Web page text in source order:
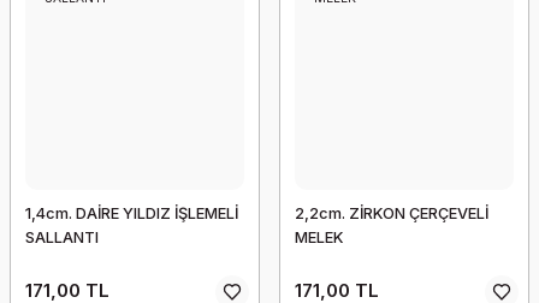
1,4cm. DAİRE YILDIZ İŞLEMELİ
SALLANTI
171,00 TL
2,2cm. ZİRKON ÇERÇEVELİ
MELEK
171,00 TL